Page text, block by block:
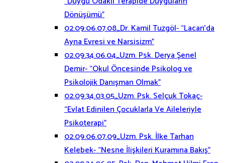
Dönüşümü”
02.09.06.07.08_Dr. Kamil Tuzgöl- “Lacan’da
Ayna Evresi ve Narsisizm”
02.09.34.06.04_Uzm. Psk. Derya Şenel
Demir- “Okul Öncesinde Psikolog ve
Psikolojik Danışman Olmak”
02.09.34.03.05_Uzm. Psk. Selçuk Tokaç-
“Evlat Edinilen Çocuklarla Ve Aileleriyle
Psikoterapi”
02.09.06.07.09_Uzm. Psk. İlke Tarhan
Kelebek- “Nesne İlişkileri Kuramına Bakış”